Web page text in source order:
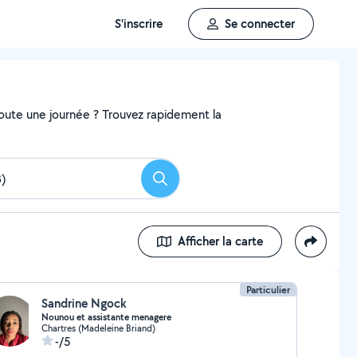
S'inscrire Se connecter
une journée ? Trouvez rapidement la
Rechercher
Afficher la carte
Particulier
Sandrine Ngock
Nounou et assistante menagere
Chartres (Madeleine Briand)
-/5